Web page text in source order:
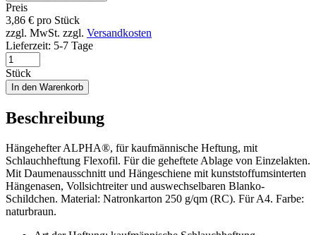
Preis
3,86 € pro Stück
zzgl. MwSt. zzgl. Versandkosten
Lieferzeit: 5-7 Tage
Stück
In den Warenkorb
Beschreibung
Hängehefter ALPHA®, für kaufmännische Heftung, mit
Schlauchheftung Flexofil. Für die geheftete Ablage von Einzelakten.
Mit Daumenausschnitt und Hängeschiene mit kunststoffumsinterten
Hängenasen, Vollsichtreiter und auswechselbaren Blanko-
Schildchen. Material: Natronkarton 250 g/qm (RC). Für A4. Farbe:
naturbraun.